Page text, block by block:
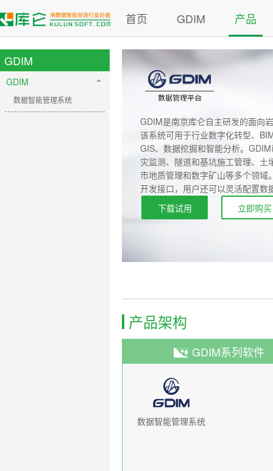
首页 GDIM 产品
GDIM
GDIM
数据智能管理系统
GDIM是南京库仑自主研发的面向
该系统可用于行业数字化转型、
GIS、数据挖掘和智能分析。
灾监测、隧道和基坑施工管理、
市地质管理和数字矿山等多个领
开发接口，用户还可以灵活配置
观看视频
下载试用 立即购买
产品架构
GDIM系列软件
数据智能管理系统